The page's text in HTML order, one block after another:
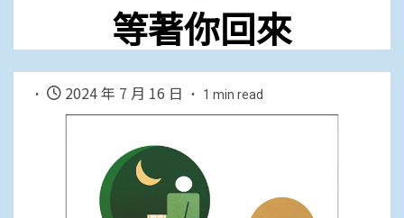
等著你回來
2024 年 7 月 16 日 1 min read